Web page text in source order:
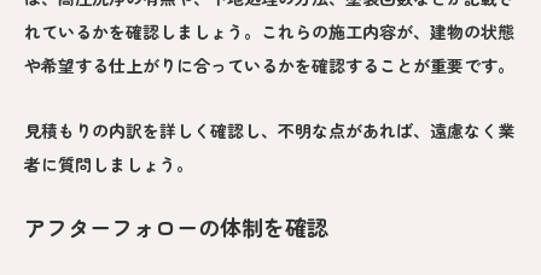
れているかを確認しましょう。これらの施工内容が、建物の状態
や希望する仕上がりに合っているかを確認することが重要です。
見積もりの内訳を詳しく確認し、不明な点があれば、遠慮なく業
者に質問しましょう。
アフターフォローの体制を確認